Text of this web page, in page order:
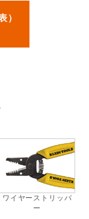
）
ワイヤーストリッパ
ー